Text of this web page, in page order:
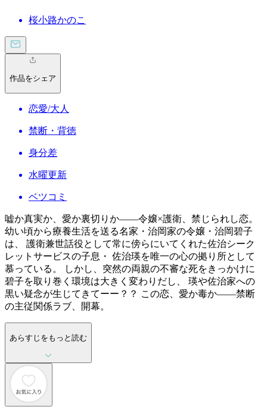
桜小路かのこ
作品をシェア
恋愛/大人
禁断・背徳
身分差
水曜更新
ベツコミ
嘘か真実か、愛か裏切りか――令嬢×護衛、禁じられし恋。
幼い頃から療養生活を送る名家・治岡家の令嬢・治岡碧子
は、 護衛兼世話役として常に傍らにいてくれた佐治シーク
レットサービスの子息・ 佐治瑛を唯一の心の拠り所として
慕っている。 しかし、突然の両親の不審な死をきっかけに
碧子を取り巻く環境は大きく変わりだし、 瑛や佐治家への
黒い疑念が生じてきてーー？？ この恋、愛か毒か――禁断
の主従関係ラブ、開幕。
あらすじをもっと読む